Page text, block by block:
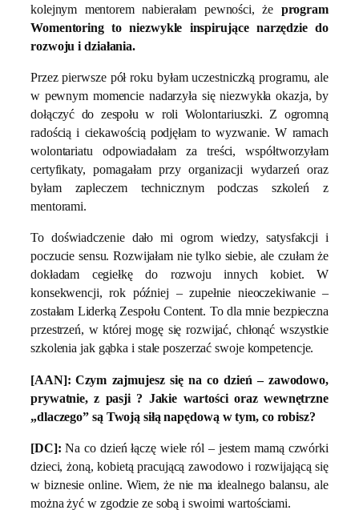
kolejnym mentorem nabierałam pewności, że program
Womentoring to niezwykle inspirujące narzędzie do
rozwoju i działania.
Przez pierwsze pół roku byłam uczestniczką programu, ale
w pewnym momencie nadarzyła się niezwykła okazja, by
dołączyć do zespołu w roli Wolontariuszki. Z ogromną
radością i ciekawością podjęłam to wyzwanie. W ramach
wolontariatu odpowiadałam za treści, współtworzyłam
certyfikaty, pomagałam przy organizacji wydarzeń oraz
byłam zapleczem technicznym podczas szkoleń z
mentorami.
To doświadczenie dało mi ogrom wiedzy, satysfakcji i
poczucie sensu. Rozwijałam nie tylko siebie, ale czułam że
dokładam cegiełkę do rozwoju innych kobiet. W
konsekwencji, rok później – zupełnie nieoczekiwanie –
zostałam Liderką Zespołu Content. To dla mnie bezpieczna
przestrzeń, w której mogę się rozwijać, chłonąć wszystkie
szkolenia jak gąbka i stale poszerzać swoje kompetencje.
[AAN]: Czym zajmujesz się na co dzień – zawodowo,
prywatnie, z pasji ? Jakie wartości oraz wewnętrzne
„dlaczego” są Twoją siłą napędową w tym, co robisz?
[DC]: Na co dzień łączę wiele ról – jestem mamą czwórki
dzieci, żoną, kobietą pracującą zawodowo i rozwijającą się
w biznesie online. Wiem, że nie ma idealnego balansu, ale
można żyć w zgodzie ze sobą i swoimi wartościami.